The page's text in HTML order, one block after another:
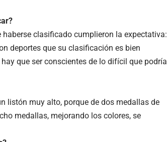
clasificado cumplieron la expectativa:
deportes que su clasificación es bien
que ser conscientes de lo difícil que podría
listón muy alto, porque de dos medallas de
medallas, mejorando los colores, se